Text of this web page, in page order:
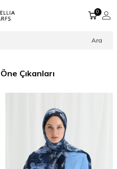
Ara
0
Çıkanları